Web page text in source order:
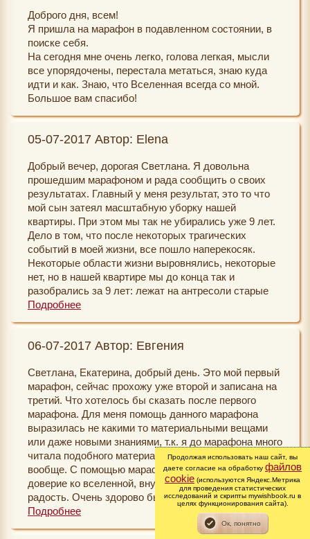
-комплименты слышу каждый день
И ещё много, много других чудес! Благодарю!
Благодарю! С Новым годом! Всего вам самого
наилучшего в новом году, Светлана и Екатерина!
Спасибо!
Доброго дня, всем!
Я пришла на марафон в подавленном состоянии, в
поиске себя.
На сегодня мне очень легко, голова легкая, мысли
все упорядочены, перестала метаться, знаю куда
идти и как. Знаю, что Вселенная всегда со мной.
Большое вам спасибо!
05-07-2017 Автор: Elena
Добрый вечер, дорогая Светлана. Я довольна
прошедшим марафоном и рада сообщить о своих
результатах. Главный у меня результат, это то что
мой сын затеял масштабную уборку нашей
квартиры. При этом мы так не убирались уже 9 лет.
Дело в том, что после некоторых трагических
событий в моей жизни, все пошло наперекосяк.
Некоторые области жизни выровнялись, некоторые
нет, но в нашей квартире мы до конца так и
разобрались за 9 лет: лежат на антресоли старые
лыжи, на другой полке крахмал 2000 года и куча
начал разбираться и много чего выбросил, а я его
наш дом изнутри и сделать ремонт. Для меня это
чудо, поскольку этого не было в моей жизни уже 9
лет точно. Кроме того, были и чудеса иного плана:
например, мне на день рождения подарили три
букета роз, а ведь в прошлые года мне и цветов то
не дарили (подарки были конечно, но цветов не
было), а в этом году я о цветах думала и мне их
подарили. Мне не дарили роз уже 9 лет, а сейчас я о
них думала и мне их подарили (хотя вру, в прошлом
году мне подарили букет, но вот до этого перерыв
был большой). В любом случае, три букета не было
уже очень долго. Я стала добрее к своим домашним,
Подробнее
06-07-2017 Автор: Евгения
Светлана, Екатерина, добрый день. Это мой первый
марафон, сейчас прохожу уже второй и записана на
третий. Что хотелось бы сказать после первого
марафона. Для меня помощь данного марафона
выразилась не какими то материальными вещами
или даже новыми знаниями, т.к. я до марафона много
читала подобного материала и здесь на сайте и
вообще. С помощью марафона я стала чувствовать
доверие ко вселенной, внутреннее спокойствие и
радость. Очень здорово было общаться с другими
участниками путем прочтения их отчетов ,и даже
переписка была с одним участником под моим
Подробнее
Продолжая использовать наш сайт, вы
даете согласие на обработку файлов
cookie (используются Яндекс.Метрика
для проведения статистических
исследований и скрипты mywishbook.ru в
целях функционирования сайта).